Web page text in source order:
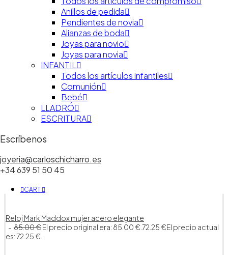
Anillos de pedida
Pendientes de novia
Alianzas de boda
Joyas para novio
Joyas para novia
INFANTIL
Todos los artículos infantiles
Comunión
Bebé
LLADRÓ
ESCRITURA
Escríbenos
joyeria@carloschicharro.es
+34 639 51 50 45
CART
Reloj Mark Maddox mujer acero elegante
85.00€El precio original era: 85.00 €.72.25€El precio actual
es: 72.25 €.